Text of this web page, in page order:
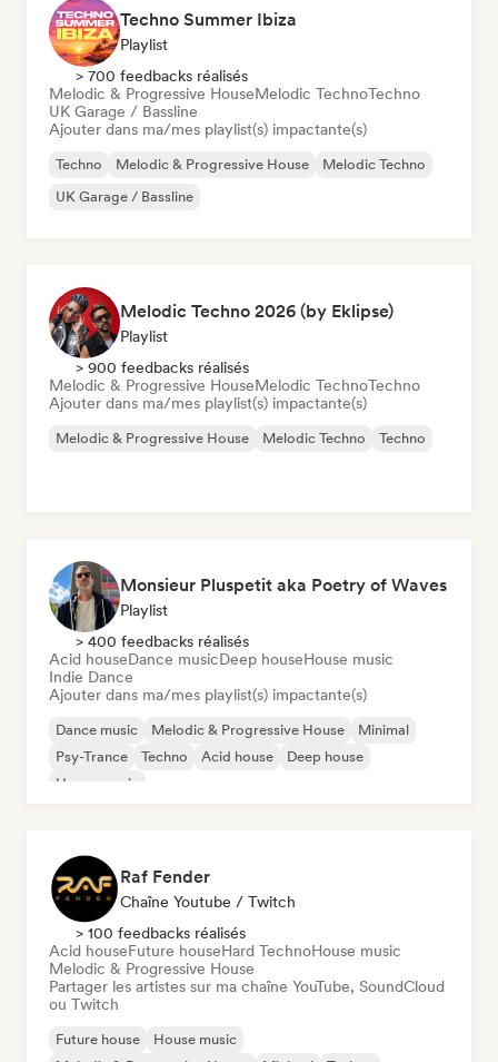
Techno Summer Ibiza
Playlist
> 700 feedbacks réalisés
Melodic & Progressive HouseMelodic TechnoTechno
UK Garage / Bassline
Ajouter dans ma/mes playlist(s) impactante(s)
Techno Melodic & Progressive House
Melodic Techno
UK Garage / Bassline
Melodic Techno 2026 (by Eklipse)
Playlist
> 900 feedbacks réalisés
Melodic & Progressive HouseMelodic TechnoTechno
Ajouter dans ma/mes playlist(s) impactante(s)
Melodic & Progressive House Melodic Techno Techno
Monsieur Pluspetit aka Poetry of Waves
Playlist
> 400 feedbacks réalisés
Acid houseDance musicDeep houseHouse music
Indie Dance
Ajouter dans ma/mes playlist(s) impactante(s)
Dance music Melodic & Progressive House
Minimal
Psy-Trance
Techno Acid house
Deep house
House music
Raf Fender
Chaîne Youtube / Twitch
> 100 feedbacks réalisés
Acid houseFuture houseHard TechnoHouse music
Melodic & Progressive House
Partager les artistes sur ma chaîne YouTube, SoundCloud
ou Twitch
Future house
House music